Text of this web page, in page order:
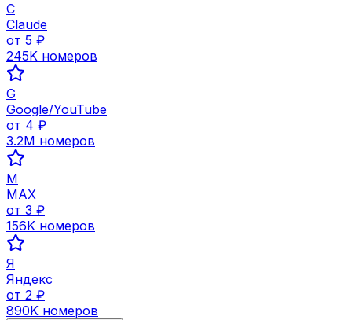
C
Claude
от 5 ₽
245K номеров
G
Google/YouTube
от 4 ₽
3.2M номеров
M
MAX
от 3 ₽
156K номеров
Я
Яндекс
от 2 ₽
890K номеров